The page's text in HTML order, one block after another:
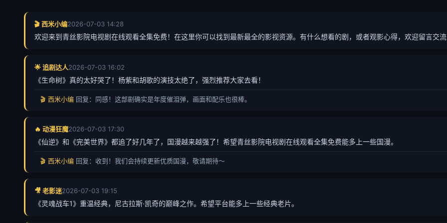
🎬 西米小编2026-07-03 14:28
欢迎来到青丝影院电视剧在线观看全集免费！在这里你可以找到最新最全的影视资源。有什么想看的剧，或者观影心得，欢迎留言交
🌟 追剧达人2026-07-03 16:02
《生命树》真的太好哭了！杨紫和胡歌的演技太绝了，强烈推荐大家去看！
🎬 西米小编 回复：同感！这部剧确实是年度催泪弹，画面和配乐也很棒。
🔥 动漫狂魔2026-07-03 17:30
《仙逆》和《完美世界》都追了好几年了，国漫越来越强了！希望青丝影院电视剧在线观看全集免费能多上一些国漫。
🎬 西米小编 回复：收到！我们会持续更新优质国漫，敬请期待～
🎥 老影迷2026-07-03 19:15
《灵魂战车1》重温经典，尼古拉斯·凯奇的巅峰之作。希望平台能多上一些经典老片。